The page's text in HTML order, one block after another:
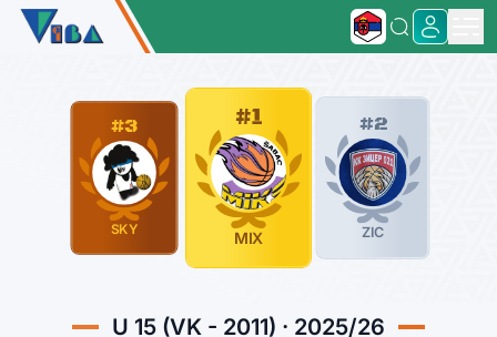
#3
SKY
#1
MIX
#2
ZIC
U 15 (VK - 2011) · 2025/26